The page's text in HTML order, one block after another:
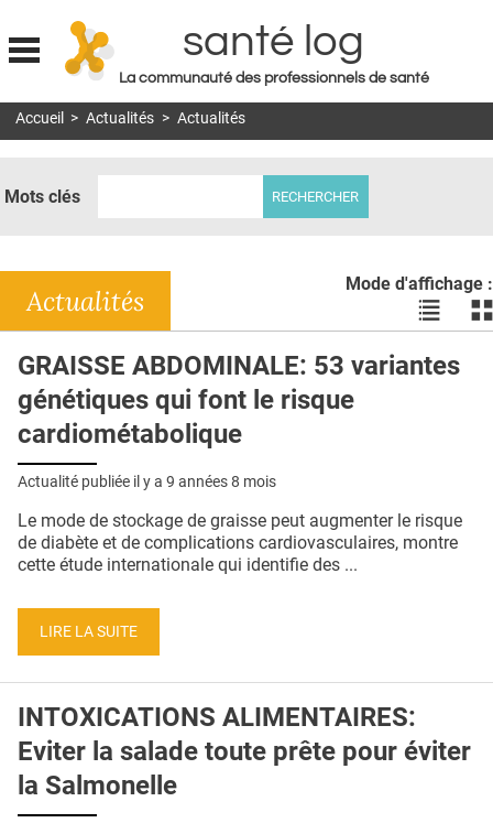
Jump to navigation
santé log
La communauté des professionnels de santé
MON COMPTE
DOSSIERS
RÉSEAUX
E-REVUE SAD
THÉMA
L'APP
PUBLICITÉ
CONTACT
Accueil > Actualités > Actualités
Mots clés
Mode d'affichage :
Voir
les
en
les
Actualités
GRAISSE ABDOMINALE: 53 variantes
génétiques qui font le risque
cardiométabolique
Actualité publiée il y a 9 années 8 mois
Le mode de stockage de graisse peut augmenter le risque
de diabète et de complications cardiovasculaires, montre
cette étude internationale qui identifie des ...
LIRE LA SUITE
INTOXICATIONS ALIMENTAIRES:
Eviter la salade toute prête pour éviter
la Salmonelle